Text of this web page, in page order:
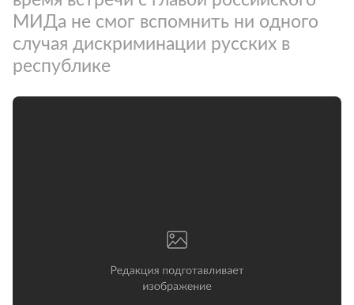
МИДа не смог вспомнить ни одного
случая дискриминации русских в
республике